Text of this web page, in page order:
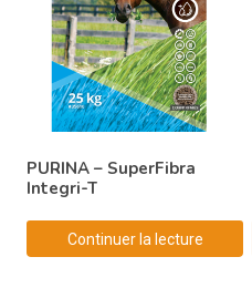
PURINA – SuperFibra
Integri-T
Continuer la lecture